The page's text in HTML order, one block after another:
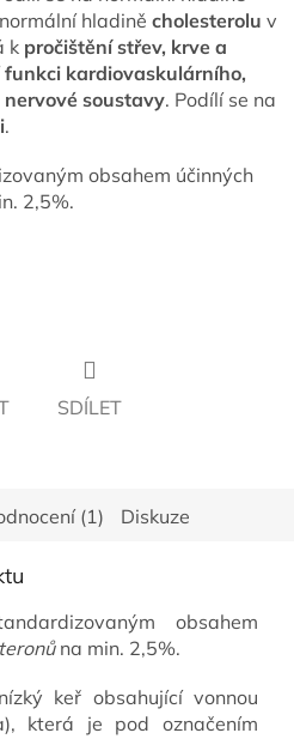
hladině cholesterolu v
k pročištění střev, krve a
funkci kardiovaskulárního,
soustavy. Podílí se na
.
obsahem účinných
2,5%.
SDÍLET
(1) Diskuze
obsahem
na min. 2,5%.
keř obsahující vonnou
která je pod označením